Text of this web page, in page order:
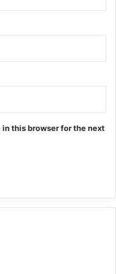
this browser for the next